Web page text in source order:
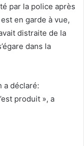
par la police après
en garde à vue,
distraite de la
dans la
a déclaré:
produit », a